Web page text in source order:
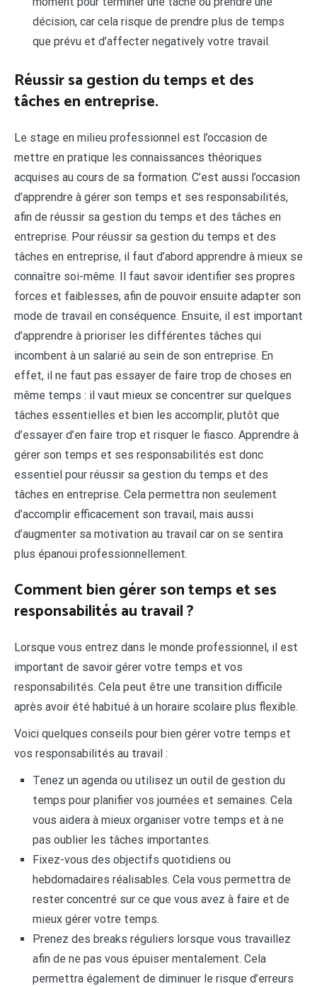
décision, car cela risque de prendre plus de temps
que prévu et d’affecter negatively votre travail.
Réussir sa gestion du temps et des
tâches en entreprise.
Le stage en milieu professionnel est l’occasion de
mettre en pratique les connaissances théoriques
acquises au cours de sa formation. C’est aussi l’occasion
d’apprendre à gérer son temps et ses responsabilités,
afin de réussir sa gestion du temps et des tâches en
entreprise. Pour réussir sa gestion du temps et des
tâches en entreprise, il faut d’abord apprendre à mieux se
connaître soi-même. Il faut savoir identifier ses propres
forces et faiblesses, afin de pouvoir ensuite adapter son
mode de travail en conséquence. Ensuite, il est important
d’apprendre à prioriser les différentes tâches qui
incombent à un salarié au sein de son entreprise. En
effet, il ne faut pas essayer de faire trop de choses en
même temps : il vaut mieux se concentrer sur quelques
tâches essentielles et bien les accomplir, plutôt que
d’essayer d’en faire trop et risquer le fiasco. Apprendre à
gérer son temps et ses responsabilités est donc
essentiel pour réussir sa gestion du temps et des
tâches en entreprise. Cela permettra non seulement
d’accomplir efficacement son travail, mais aussi
d’augmenter sa motivation au travail car on se sentira
plus épanoui professionnellement.
Comment bien gérer son temps et ses
responsabilités au travail ?
Lorsque vous entrez dans le monde professionnel, il est
important de savoir gérer votre temps et vos
responsabilités. Cela peut être une transition difficile
après avoir été habitué à un horaire scolaire plus flexible.
Voici quelques conseils pour bien gérer votre temps et
vos responsabilités au travail :
Tenez un agenda ou utilisez un outil de gestion du
temps pour planifier vos journées et semaines. Cela
vous aidera à mieux organiser votre temps et à ne
pas oublier les tâches importantes.
Fixez-vous des objectifs quotidiens ou
hebdomadaires réalisables. Cela vous permettra de
rester concentré sur ce que vous avez à faire et de
mieux gérer votre temps.
Prenez des breaks réguliers lorsque vous travaillez
afin de ne pas vous épuiser mentalement. Cela
permettra également de diminuer le risque d’erreurs